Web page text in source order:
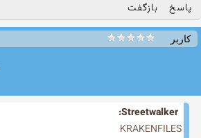
پاسخ بازگفت
کاربر
Streetwalker:
KRAKENFILES